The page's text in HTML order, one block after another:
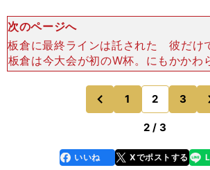
次のページへ
板倉に最終ラインは託された 彼だけ
板倉は今大会が初のW杯。にもかかわ
ない、いつもどおりのプレーができて
選手のひとりだ。 ９月に負傷し、約
してない状況
前
のページへ
1 2 3
2 / 3
faceboo
k
いいね Xでポストする
line